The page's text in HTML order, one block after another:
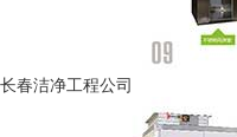
长春洁净工程公司